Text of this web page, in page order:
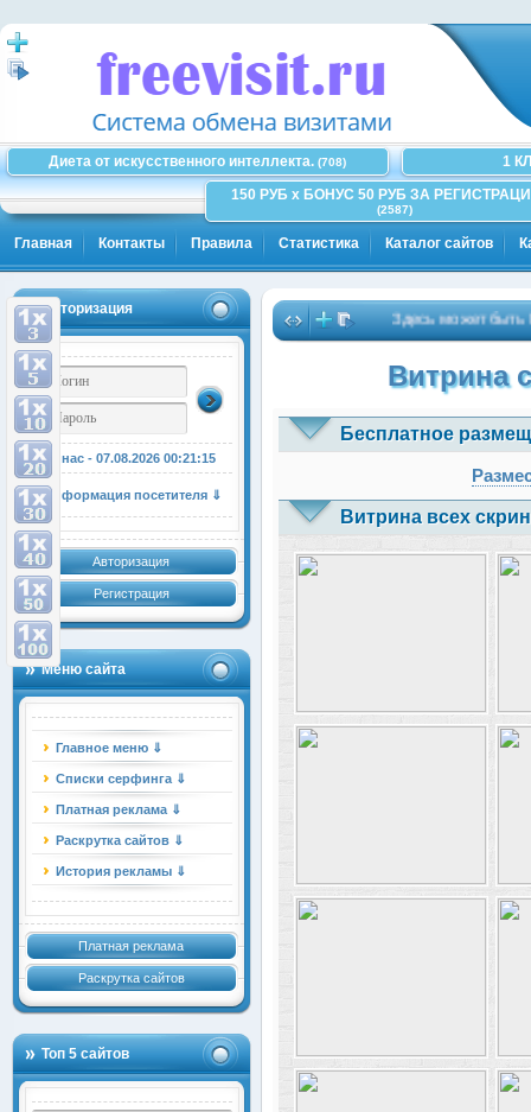
Диета от искусственного интеллекта. (708)
1
150 РУБ x БОНУС 50 РУБ ЗА
(2587)
Главная Контакты Правила Статистика Каталог сайтов
Авторизация
У нас - 07.08.2026 00:21:15
Информация посетителя ⇓
Авторизация
Регистрация
Меню сайта
Главное меню ⇓
Списки серфинга ⇓
Платная реклама ⇓
Раскрутка сайтов ⇓
История рекламы ⇓
Платная реклама
Раскрутка сайтов
Топ 5 сайтов
Здесь может быть
Витрина
Бесплатное
Витрина всех